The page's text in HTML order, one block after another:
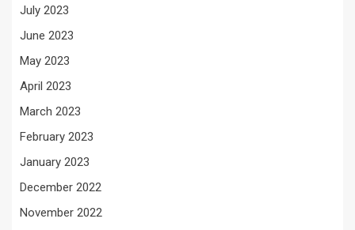
July 2023
June 2023
May 2023
April 2023
March 2023
February 2023
January 2023
December 2022
November 2022